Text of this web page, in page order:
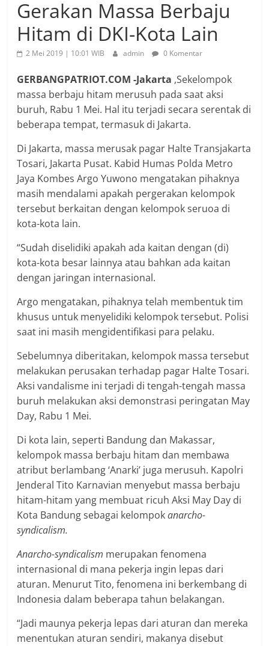
Gerakan Massa Berbaju
Hitam di DKI-Kota Lain
2 Mei 2019 | 10:01 WIB admin 0 Komentar
GERBANGPATRIOT.COM -Jakarta ,Sekelompok
massa berbaju hitam merusuh pada saat aksi
buruh, Rabu 1 Mei. Hal itu terjadi secara serentak di
beberapa tempat, termasuk di Jakarta.
Di Jakarta, massa merusak pagar Halte Transjakarta
Tosari, Jakarta Pusat. Kabid Humas Polda Metro
Jaya Kombes Argo Yuwono mengatakan pihaknya
masih mendalami apakah pergerakan kelompok
tersebut berkaitan dengan kelompok seruoa di
kota-kota lain.
“Sudah diselidiki apakah ada kaitan dengan (di)
kota-kota besar lainnya atau bahkan ada kaitan
dengan jaringan internasional.
Argo mengatakan, pihaknya telah membentuk tim
khusus untuk menyelidiki kelompok tersebut. Polisi
saat ini masih mengidentifikasi para pelaku.
Sebelumnya diberitakan, kelompok massa tersebut
melakukan perusakan terhadap pagar Halte Tosari.
Aksi vandalisme ini terjadi di tengah-tengah massa
buruh melakukan aksi demonstrasi peringatan May
Day, Rabu 1 Mei.
Di kota lain, seperti Bandung dan Makassar,
kelompok massa berbaju hitam dan membawa
atribut berlambang ‘Anarki’ juga merusuh. Kapolri
Jenderal Tito Karnavian menyebut massa berbaju
hitam-hitam yang membuat ricuh Aksi May Day di
Kota Bandung sebagai kelompokanarcho-
syndicalism.
Anarcho-syndicalism merupakan fenomena
internasional di mana pekerja ingin lepas dari
aturan. Menurut Tito, fenomena ini berkembang di
Indonesia dalam beberapa tahun belakangan.
“Jadi maunya pekerja lepas dari aturan dan mereka
menentukan aturan sendiri, makanya disebut